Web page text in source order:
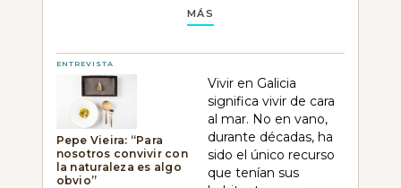
MÁS
ENTREVISTA
Pepe Vieira: “Para
nosotros convivir con
la naturaleza es algo
obvio”
Vivir en Galicia
significa vivir de cara
al mar. No en vano,
durante décadas, ha
sido el único recurso
que tenían sus